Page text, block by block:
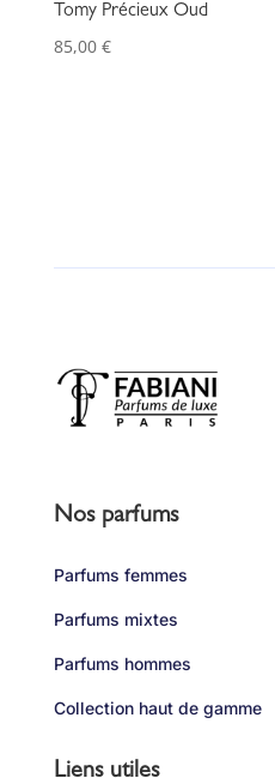
Tomy Précieux Oud
85,00 €
Nos parfums
Parfums femmes
Parfums mixtes
Parfums hommes
Collection haut de gamme
Liens utiles